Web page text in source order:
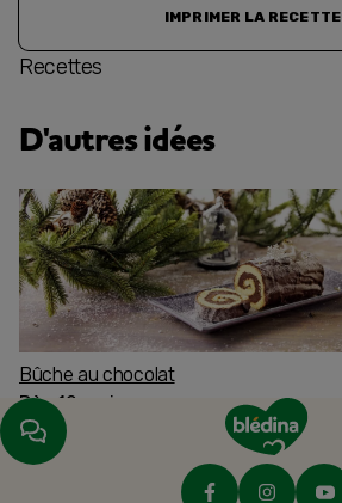
IMPRIMER LA RECETTE
Recettes
D'autres idées
Bûche au chocolat
Dès 12 mois